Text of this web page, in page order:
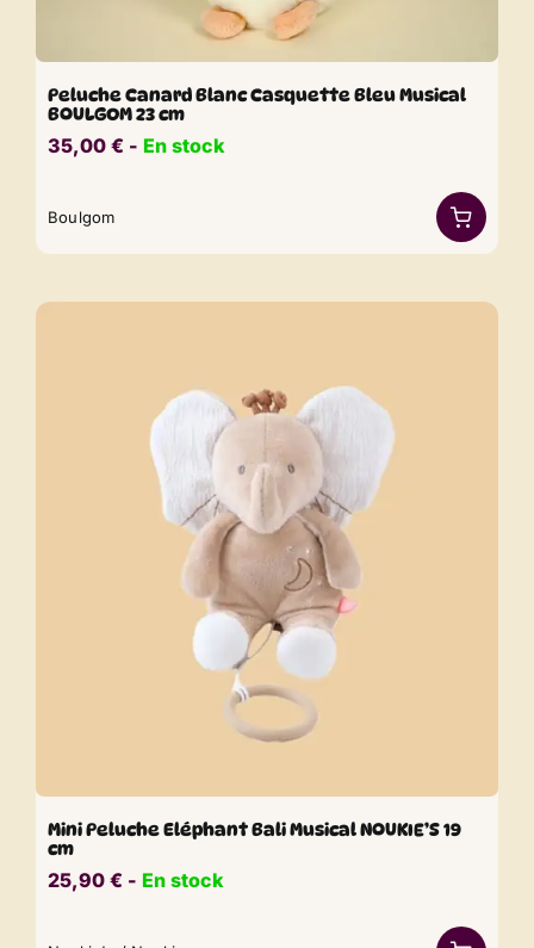
Peluche Canard Blanc Casquette Bleu Musical
BOULGOM 23 cm
35,00 € ​​ - En stock
Boulgom
Mini Peluche Eléphant Bali Musical NOUKIE’S 19
cm
25,90 € ​​ - En stock